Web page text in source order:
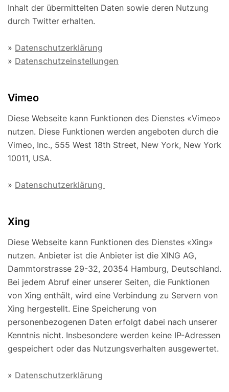
Inhalt der übermittelten Daten sowie deren Nutzung
durch Twitter erhalten.
» Datenschutzerklärung
» Datenschutzeinstellungen
Vimeo
Diese Webseite kann Funktionen des Dienstes «Vimeo»
nutzen. Diese Funktionen werden angeboten durch die
Vimeo, Inc., 555 West 18th Street, New York, New York
10011, USA.
» Datenschutzerklärung
Xing
Diese Webseite kann Funktionen des Dienstes «Xing»
nutzen. Anbieter ist die Anbieter ist die XING AG,
Dammtorstrasse 29-32, 20354 Hamburg, Deutschland.
Bei jedem Abruf einer unserer Seiten, die Funktionen
von Xing enthält, wird eine Verbindung zu Servern von
Xing hergestellt. Eine Speicherung von
personenbezogenen Daten erfolgt dabei nach unserer
Kenntnis nicht. Insbesondere werden keine IP-Adressen
gespeichert oder das Nutzungsverhalten ausgewertet.
» Datenschutzerklärung